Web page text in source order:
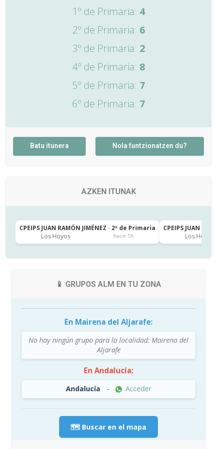
1º de Primaria: 4
2º de Primaria: 6
3º de Primaria: 2
4º de Primaria: 8
5º de Primaria: 7
6º de Primaria: 7
Batu itunera Nola funtzionatzen du?
AZKEN ITUNAK
CPEIPS JUAN RAMÓN JIMÉNEZ · 2º de Primaria
Los Hoyos
hace 1h
CPEIPS JUAN
Los Hoyos
📱 GRUPOS ALM EN TU ZONA
En Mairena del Aljarafe:
No hay ningún grupo para la localidad: Mairena del
Aljarafe
En Andalucía:
Andalucía - Acceder
🗺️ Buscar en el mapa